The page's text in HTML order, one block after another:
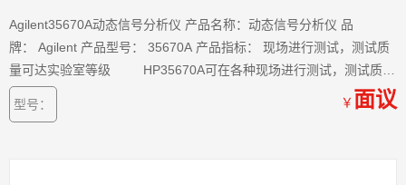
Agilent35670A动态信号分析仪 产品名称：动态信号分析仪 品
牌： Agilent 产品型号： 35670A 产品指标： 现场进行测试，测试质
量可达实验室等级 HP35670A可在各种现场进行测试，测试质量
可达实验室等级，比如在小汽车测试轨上，或飞过城市上空时，或在
潜艇狭窄的密闭舱内。它的体积很小，可以放在飞机座位现面
型号： ￥ 面议